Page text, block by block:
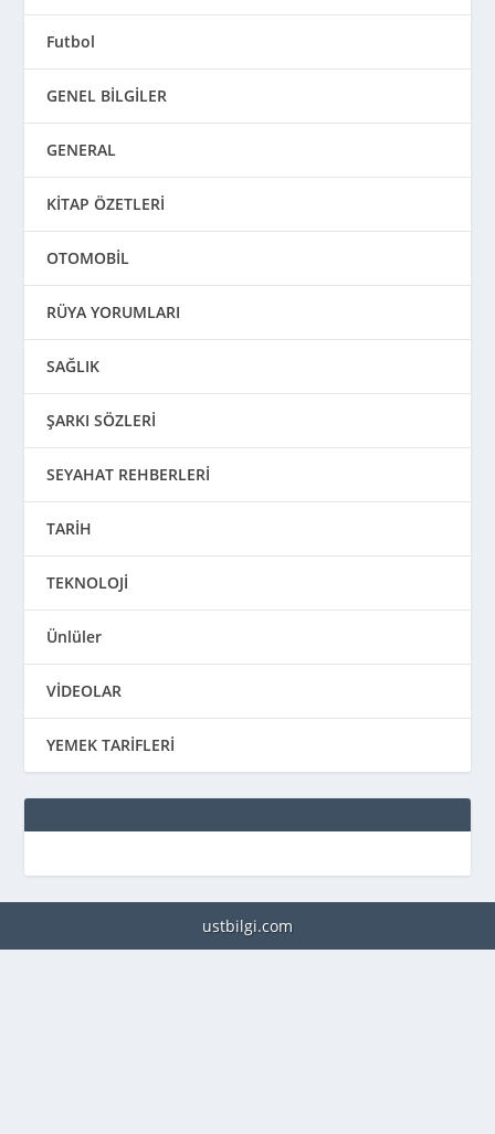
Futbol
GENEL BİLGİLER
GENERAL
KİTAP ÖZETLERİ
OTOMOBİL
RÜYA YORUMLARI
SAĞLIK
ŞARKI SÖZLERİ
SEYAHAT REHBERLERİ
TARİH
TEKNOLOJİ
Ünlüler
VİDEOLAR
YEMEK TARİFLERİ
ustbilgi.com